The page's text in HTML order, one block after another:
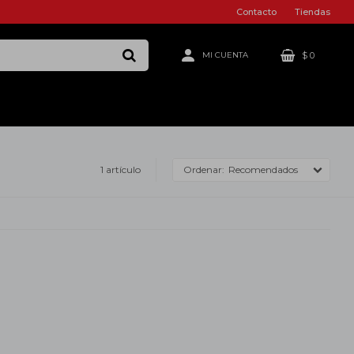
$ 0
Contacto Tiendas
1 artículo Recomendados